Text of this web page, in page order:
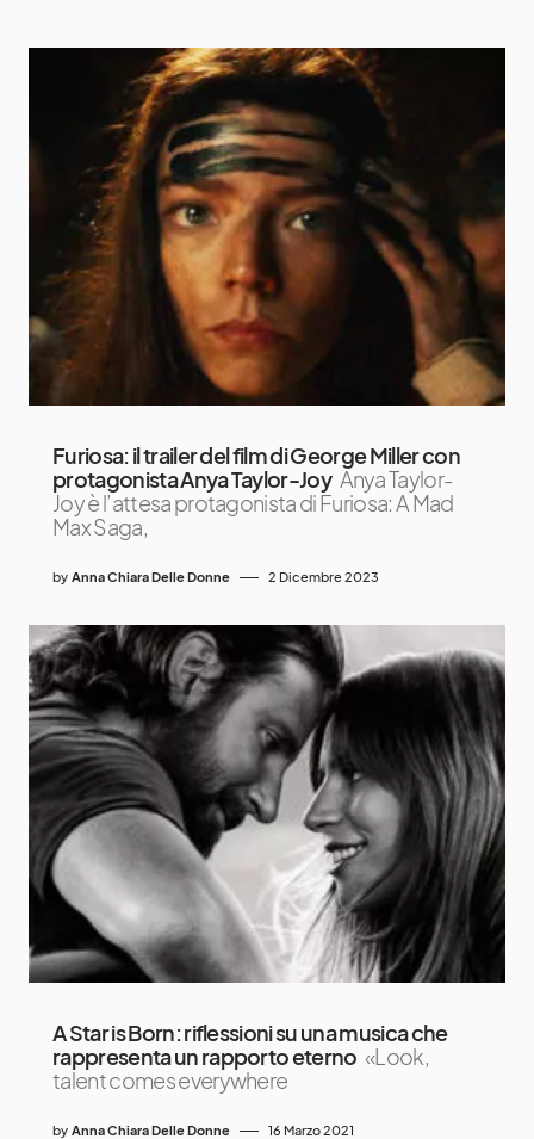
Furiosa: il trailer del film di George Miller con
protagonista Anya Taylor-Joy Anya Taylor-
Joy è l’attesa protagonista di Furiosa: A Mad
Max Saga,
by Anna Chiara Delle Donne 2 Dicembre 2023
A Star is Born: riflessioni su una musica che
rappresenta un rapporto eterno «Look,
talent comes everywhere
by Anna Chiara Delle Donne 16 Marzo 2021